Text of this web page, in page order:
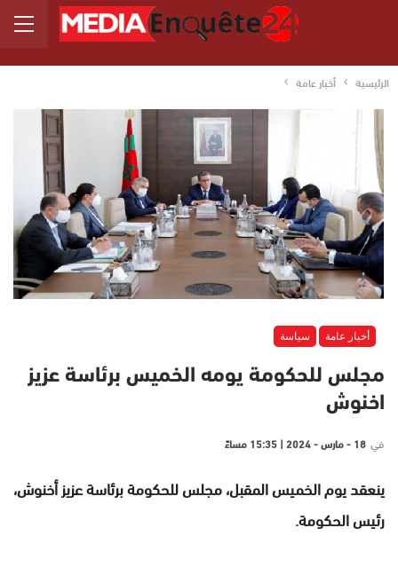
الرئيسية أخبار عامة
أخبار عامة سياسة
مجلس للحكومة يومه الخميس برئاسة عزيز
اخنوش
في 18 - مارس - 2024 | 15:35 مساءً
ينعقد يوم الخميس المقبل، مجلس للحكومة برئاسة عزيز أخنوش،
رئيس الحكومة.